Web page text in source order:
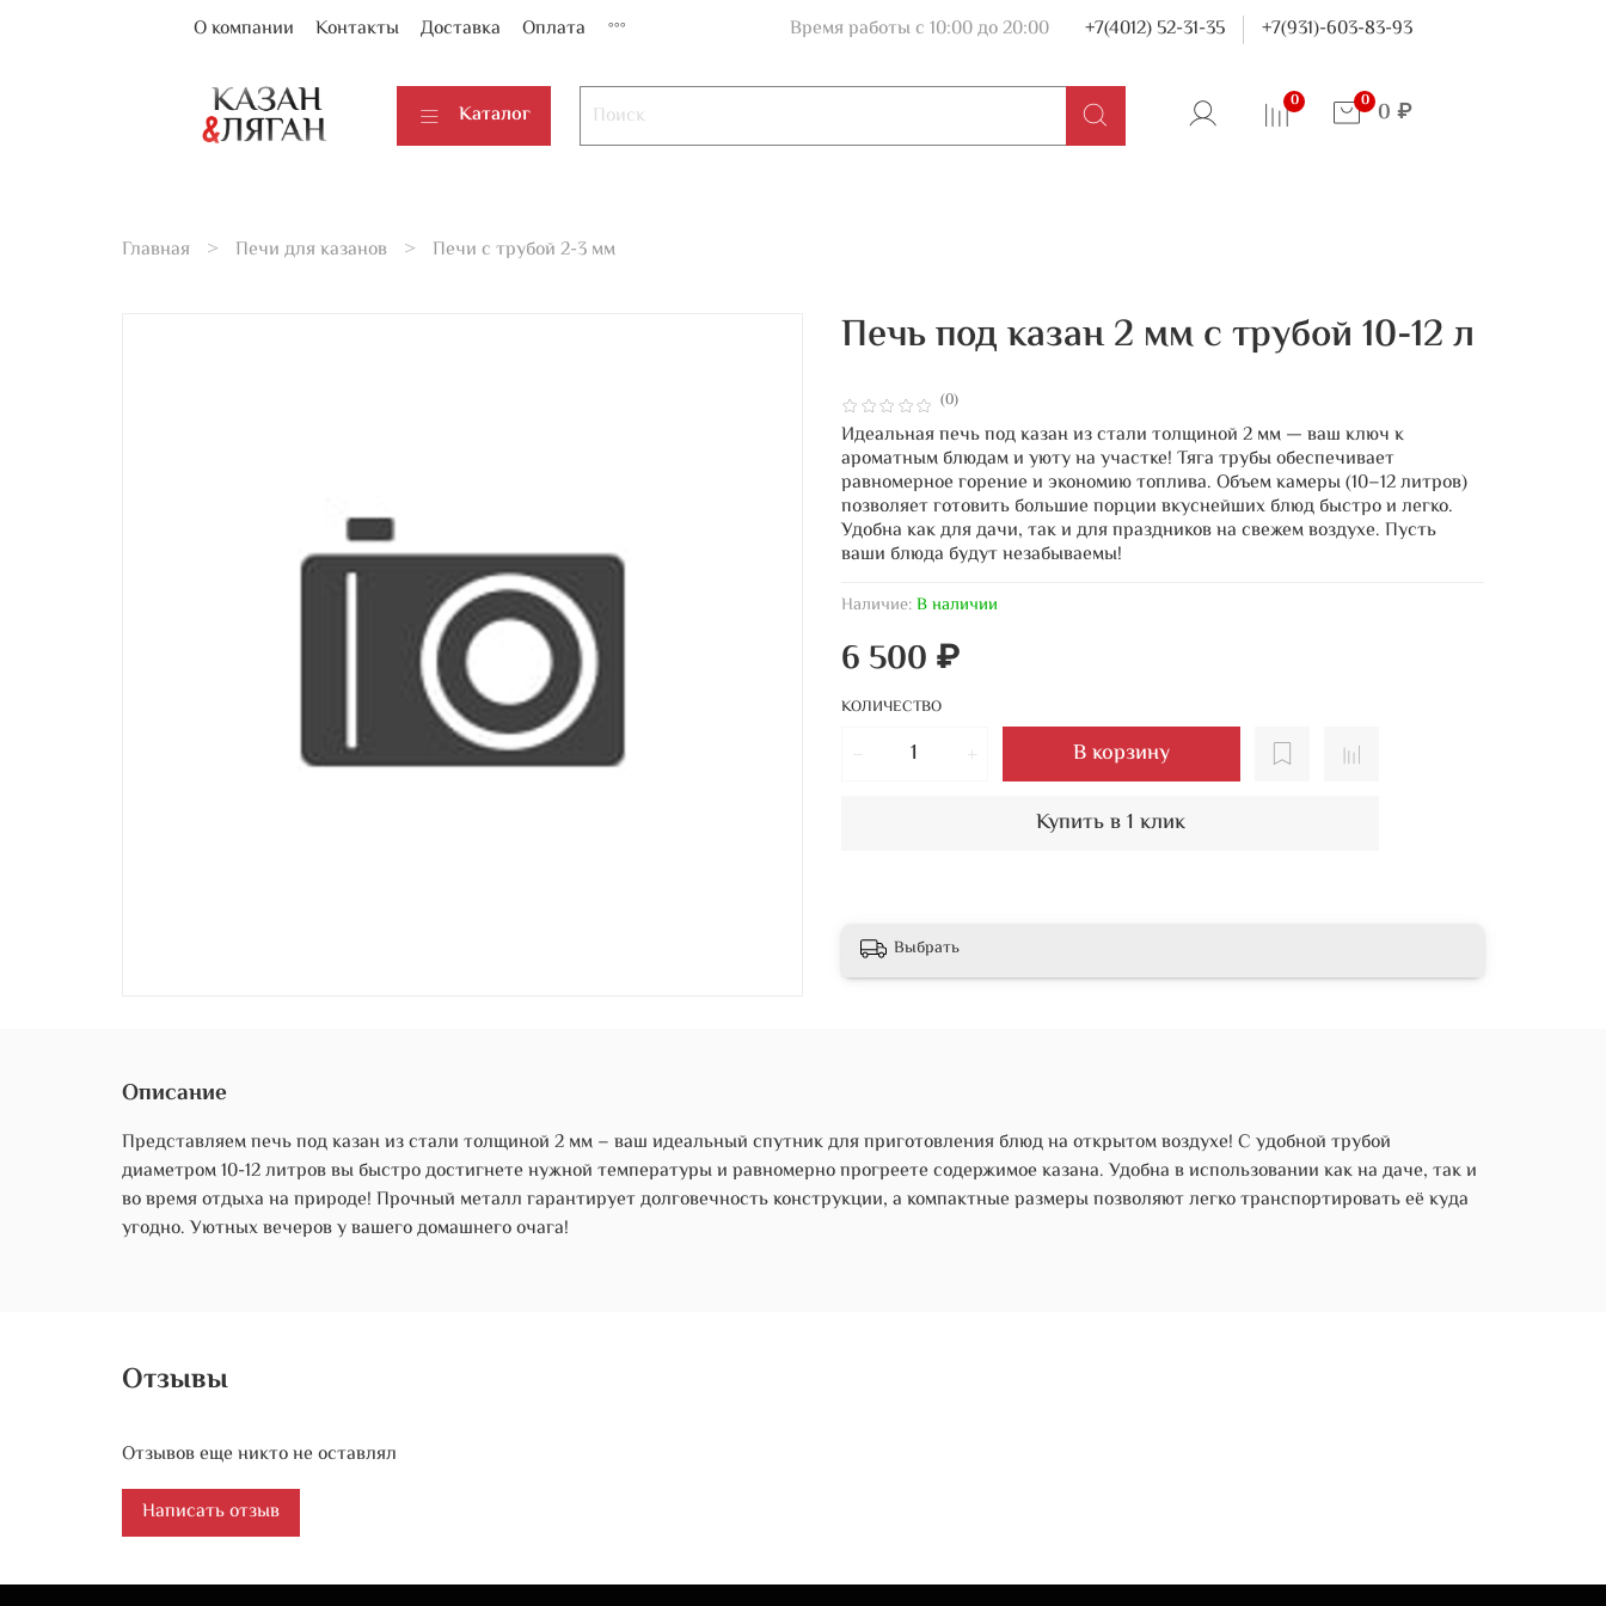
О компании Контакты Доставка Оплата Время работы с 10:00 до 20:00 +7(4012) 52-31-35 +7(931)-603-83-93
Каталог 0 0 0 ₽
Главная Печи для казанов Печи с трубой 2-3 мм
(0)
Наличие:В наличии
Печь под казан 2 мм с трубой 10-12 л
6 500 ₽
КОЛИЧЕСТВО
В корзину
Купить в 1 клик
Идеальная печь под казан из стали толщиной 2 мм — ваш ключ к
ароматным блюдам и уюту на участке! Тяга трубы обеспечивает
равномерное горение и экономию топлива. Объем камеры (10–12 литров)
позволяет готовить большие порции вкуснейших блюд быстро и легко.
Удобна как для дачи, так и для праздников на свежем воздухе. Пусть
ваши блюда будут незабываемы!
Выбрать
Описание
Представляем печь под казан из стали толщиной 2 мм – ваш идеальный спутник для приготовления блюд на открытом воздухе! С удобной трубой
диаметром 10-12 литров вы быстро достигнете нужной температуры и равномерно прогреете содержимое казана. Удобна в использовании как на даче, так и
во время отдыха на природе! Прочный металл гарантирует долговечность конструкции, а компактные размеры позволяют легко транспортировать её куда
угодно. Уютных вечеров у вашего домашнего очага!
Отзывы
Отзывов еще никто не оставлял
Написать отзыв